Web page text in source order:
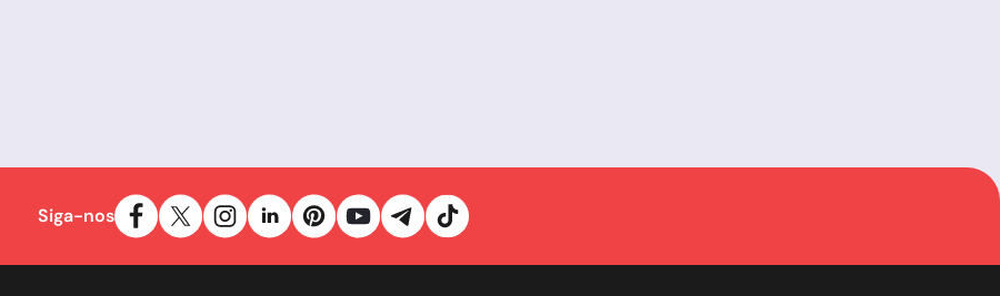
5 (MT5), the latter adding to the already comprehensive trading experience provided by MT4. Both
trading, acknowledged by experts and millions of traders worldwide.
with numerous built-in indicators and thousands of custom indicators that can be easily integrated. It
the ability to track multiple open orders, and the implementation of various trading strategies simultaneously.
portal, a vast online platform where traders can access crucial information, communicate with peers globally, and
Siga-nos